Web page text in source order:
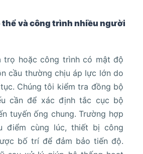
thể và công trình nhiều người
trọ hoặc công trình có mật độ
cầu thường chịu áp lực lớn do
Chúng tôi kiểm tra đồng bộ
cần để xác định tắc cục bộ
tuyến ống chung. Trường hợp
điểm cùng lúc, thiết bị công
bố trí để đảm bảo tiến độ.